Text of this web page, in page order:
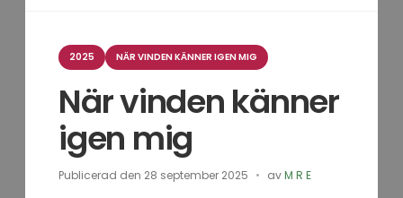
Kategorier
2025 NÄR VINDEN KÄNNER IGEN MIG
När vinden känner
igen mig
Publicerad den 28 september 2025 avM R E